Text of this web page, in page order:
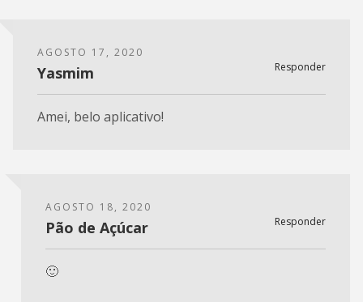
AGOSTO 17, 2020
Responder
Yasmim
Amei, belo aplicativo!
AGOSTO 18, 2020
Responder
Pão de Açúcar
🙂